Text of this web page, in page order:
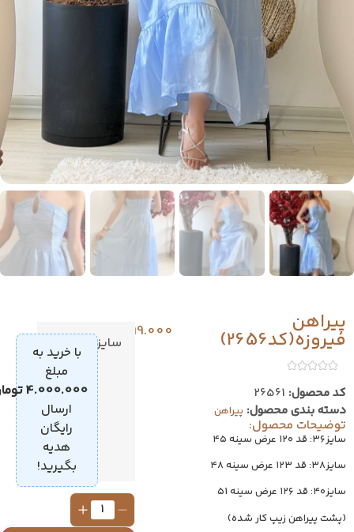
محصول:26561
بندی محصول: پیراهن
محصول:
قد ۱۲۰ عرض سینه ۴۵
قد ۱۲۳ عرض سینه ۴۸
قد ۱۲۶ عرض سینه ۵۱
پیراهن زیپ کار شده)
1.899.000
سایز
36
با خرید به
مبلغ
4.000.000تومان
ارسال
رایگان
هدیه
بگیرید!